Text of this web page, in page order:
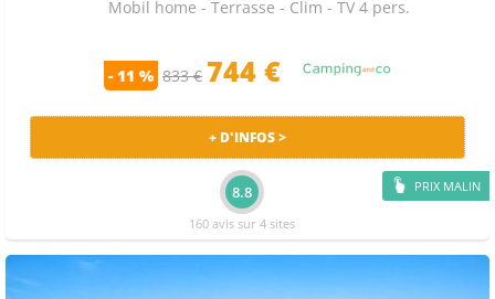
Mobil home - Terrasse - Clim - TV 4 pers.
- 11 % 833 € 744 €
PRIX MALIN
+ D'INFOS >
8.8
160 avis sur 4 sites